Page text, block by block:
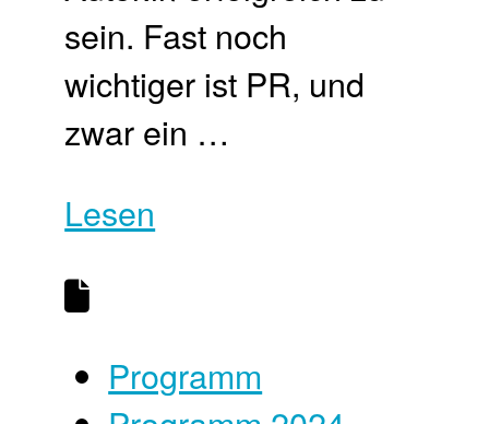
sein. Fast noch
wichtiger ist PR, und
zwar ein …
Lesen
Programm